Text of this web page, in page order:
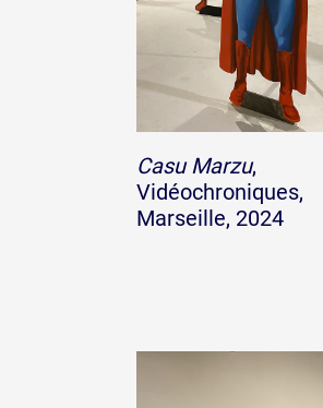
Casu Marzu,
Vidéochroniques,
Marseille, 2024